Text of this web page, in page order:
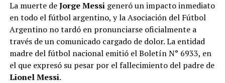
La muerte deJorge Messi generó un impacto inmediato
en todo el fútbol argentino, y la Asociación del Fútbol
Argentino no tardó en pronunciarse oficialmente a
través de un comunicado cargado de dolor. La entidad
madre del fútbol nacional emitió el Boletín N° 6933, en
el que expresó su pesar por el fallecimiento del padre de
Lionel Messi.